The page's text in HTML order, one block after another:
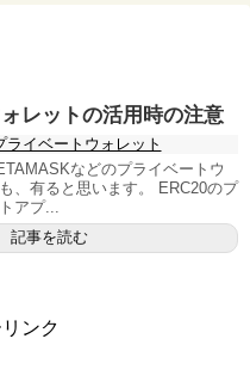
レットの活用時の注意
ライベートウォレット
などのプライベートウ
、有ると思います。 ERC20のプ
アプ...
記事を読む
ンク